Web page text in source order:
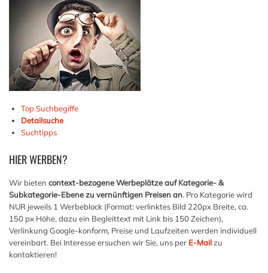
Top Suchbegiffe
Detailsuche
Suchtipps
HIERWERBEN?
Wir bieten context-bezogene Werbeplätze auf Kategorie- &
Subkategorie-Ebene zu vernünftigen Preisen an. Pro Kategorie wird
NUR jeweils 1 Werbeblock (Format: verlinktes Bild 220px Breite, ca.
150 px Höhe, dazu ein Begleittext mit Link bis 150 Zeichen),
Verlinkung Google-konform, Preise und Laufzeiten werden individuell
vereinbart. Bei Interesse ersuchen wir Sie, uns per E-Mailzu
kontaktieren!